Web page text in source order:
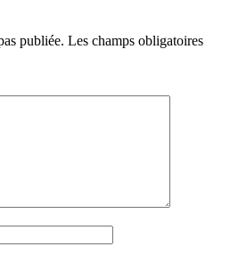
publiée. Les champs obligatoires